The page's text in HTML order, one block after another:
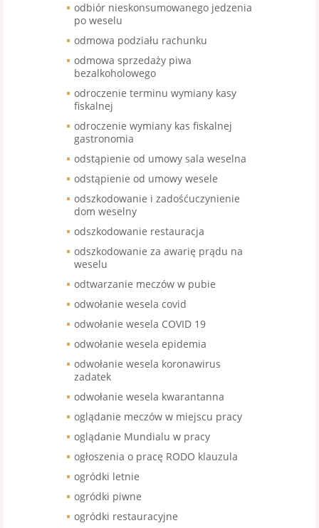
odbiór nieskonsumowanego jedzenia
po weselu
odmowa podziału rachunku
odmowa sprzedaży piwa
bezalkoholowego
odroczenie terminu wymiany kasy
fiskalnej
odroczenie wymiany kas fiskalnej
gastronomia
odstąpienie od umowy sala weselna
odstąpienie od umowy wesele
odszkodowanie i zadośćuczynienie
dom weselny
odszkodowanie restauracja
odszkodowanie za awarię prądu na
weselu
odtwarzanie meczów w pubie
odwołanie wesela covid
odwołanie wesela COVID 19
odwołanie wesela epidemia
odwołanie wesela koronawirus
zadatek
odwołanie wesela kwarantanna
oglądanie meczów w miejscu pracy
oglądanie Mundialu w pracy
ogłoszenia o pracę RODO klauzula
ogródki letnie
ogródki piwne
ogródki restauracyjne